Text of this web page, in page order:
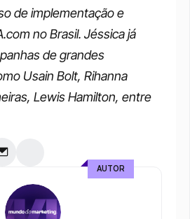
de implementação e
no Brasil. Jéssica já
de grandes
Usain Bolt, Rihanna
Lewis Hamilton, entre
AUTOR